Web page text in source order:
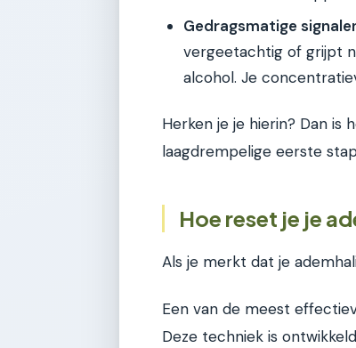
Gedragsmatige
vergeetachtig of grijpt
alcohol. Je
Herken je je hierin? Dan
laagdrempelige eerste
Hoe reset je je
Als je merkt dat je
Een van de meest
Deze techniek is